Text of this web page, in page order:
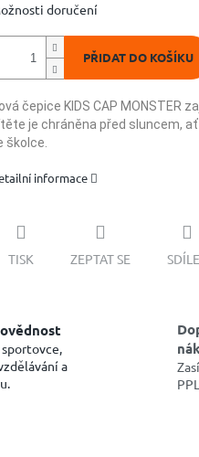
doručení
PŘIDAT DO KOŠÍKU
čepice KIDS CAP MONSTER
je chráněna před sluncem,
školce.
informace
TISK ZEPTAT SE
a
PPL